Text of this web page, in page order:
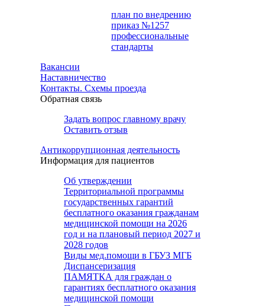
план по внедрению
приказ №1257
профессиональные
стандарты
Вакансии
Наставничество
Контакты. Схемы проезда
Обратная связь
Задать вопрос главному врачу
Оставить отзыв
Антикоррупционная деятельность
Информация для пациентов
Об утверждении
Территориальной программы
государственных гарантий
бесплатного оказания гражданам
медицинской помощи на 2026
год и на плановый период 2027 и
2028 годов
Виды мед.помощи в ГБУЗ МГБ
Диспансеризация
ПАМЯТКА для граждан о
гарантиях бесплатного оказания
медицинской помощи